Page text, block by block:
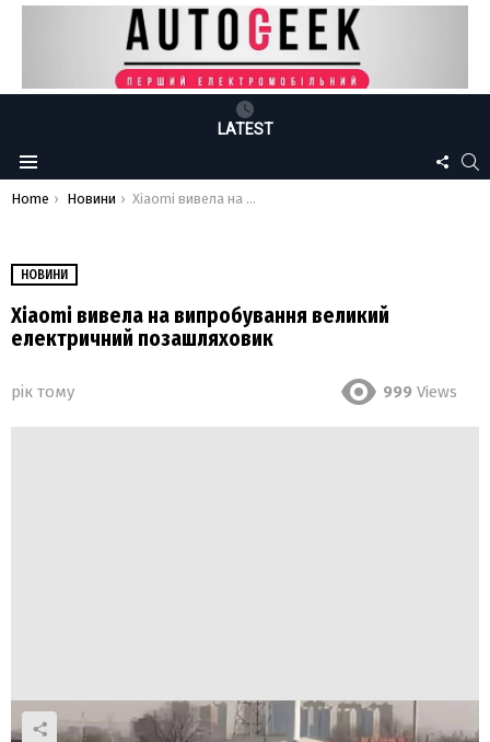
LATEST
Menu
US
You are here:
Home Новини Xiaomi вивела на випробування великий електричний позашляховик
НОВИНИ
Xiaomi вивела на випробування великий
електричний позашляховик
рік тому 999 Views